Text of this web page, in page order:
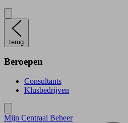
terug
Beroepen
Consultants
Klusbedrijven
Mijn Centraal Beheer